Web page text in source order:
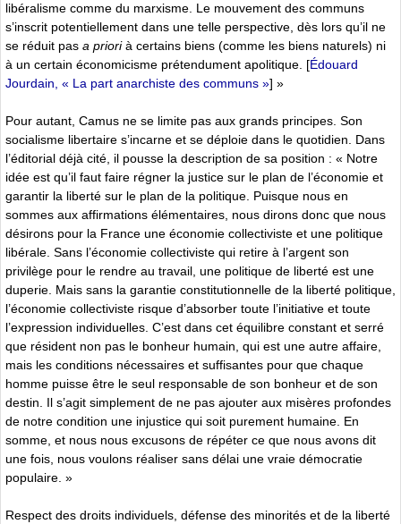
libéralisme comme du marxisme. Le mouvement des communs
s’inscrit potentiellement dans une telle perspective, dès lors qu’il ne
se réduit pas a priorià certains biens (comme les biens naturels) ni
à un certain économicisme prétendument apolitique. [Édouard
Jourdain, « La part anarchiste des communs »] »
Pour autant, Camus ne se limite pas aux grands principes. Son
socialisme libertaire s’incarne et se déploie dans le quotidien. Dans
l’éditorial déjà cité, il pousse la description de sa position : « Notre
idée est qu’il faut faire régner la justice sur le plan de l’économie et
garantir la liberté sur le plan de la politique. Puisque nous en
sommes aux affirmations élémentaires, nous dirons donc que nous
désirons pour la France une économie collectiviste et une politique
libérale. Sans l’économie collectiviste qui retire à l’argent son
privilège pour le rendre au travail, une politique de liberté est une
duperie. Mais sans la garantie constitutionnelle de la liberté politique,
l’économie collectiviste risque d’absorber toute l’initiative et toute
l’expression individuelles. C’est dans cet équilibre constant et serré
que résident non pas le bonheur humain, qui est une autre affaire,
mais les conditions nécessaires et suffisantes pour que chaque
homme puisse être le seul responsable de son bonheur et de son
destin. Il s’agit simplement de ne pas ajouter aux misères profondes
de notre condition une injustice qui soit purement humaine. En
somme, et nous nous excusons de répéter ce que nous avons dit
une fois, nous voulons réaliser sans délai une vraie démocratie
populaire. »
Respect des droits individuels, défense des minorités et de la liberté